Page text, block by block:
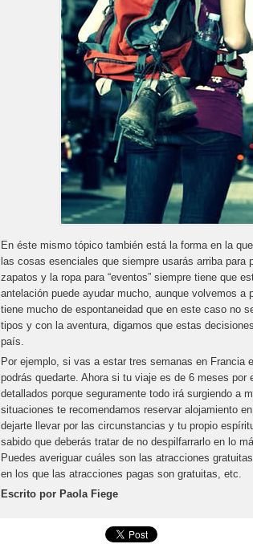
En éste mismo tópico también está la forma en la
las cosas esenciales que siempre usarás arriba
zapatos y la ropa para “eventos” siempre tiene que
antelación puede ayudar mucho, aunque volvemos
tiene mucho de espontaneidad que en este caso no
tipos y con la aventura, digamos que estas
país.
Por ejemplo, si vas a estar tres semanas en Francia
podrás quedarte. Ahora si tu viaje es de 6 meses
detallados porque seguramente todo irá surgiendo a
situaciones te recomendamos reservar alojamiento
dejarte llevar por las circunstancias y tu propio
sabido que deberás tratar de no despilfarrarlo en lo
Puedes averiguar cuáles son las atracciones
en los que las atracciones pagas son gratuitas, etc.
Escrito por Paola Fiege